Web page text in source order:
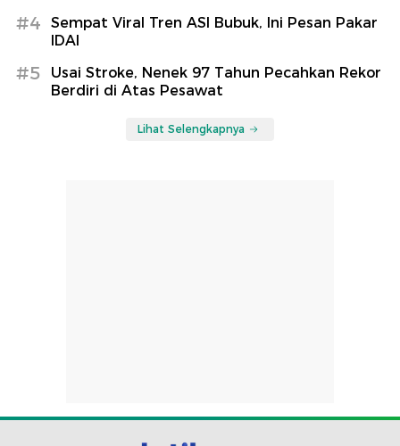
#4
Sempat Viral Tren ASI Bubuk, Ini Pesan Pakar
IDAI
#5
Usai Stroke, Nenek 97 Tahun Pecahkan Rekor
Berdiri di Atas Pesawat
Lihat Selengkapnya